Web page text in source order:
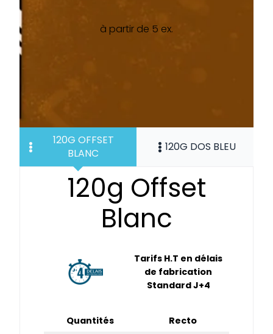
à partir de 5 ex.
120G OFFSET
BLANC
120G DOS BLEU
120g Offset
Blanc
Tarifs H.T en délais
de fabrication
Standard J+4
Quantités
Recto